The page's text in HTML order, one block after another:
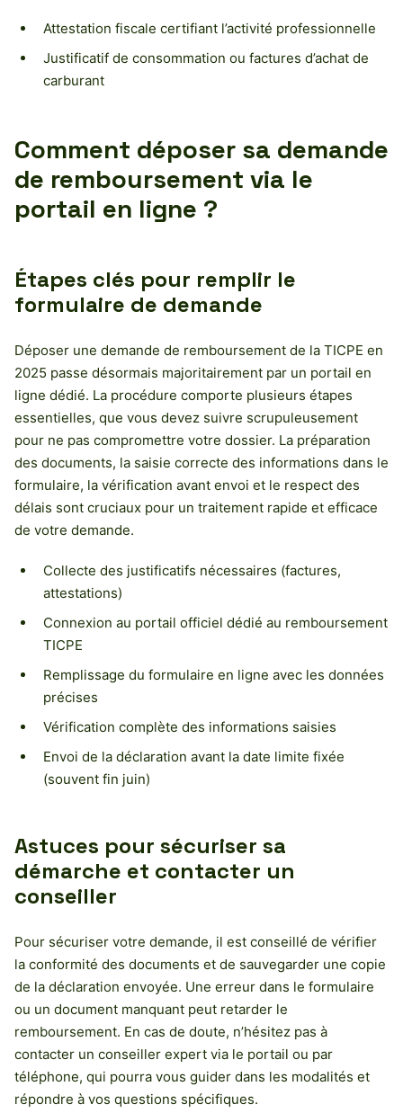
Attestation fiscale certifiant l’activité professionnelle
Justificatif de consommation ou factures d’achat de
carburant
Comment déposer sa demande
de remboursement via le
portail en ligne ?
Étapes clés pour remplir le
formulaire de demande
Déposer une demande de remboursement de la TICPE en
2025 passe désormais majoritairement par un portail en
ligne dédié. La procédure comporte plusieurs étapes
essentielles, que vous devez suivre scrupuleusement
pour ne pas compromettre votre dossier. La préparation
des documents, la saisie correcte des informations dans le
formulaire, la vérification avant envoi et le respect des
délais sont cruciaux pour un traitement rapide et efficace
de votre demande.
Collecte des justificatifs nécessaires (factures,
attestations)
Connexion au portail officiel dédié au remboursement
TICPE
Remplissage du formulaire en ligne avec les données
précises
Vérification complète des informations saisies
Envoi de la déclaration avant la date limite fixée
(souvent fin juin)
Astuces pour sécuriser sa
démarche et contacter un
conseiller
Pour sécuriser votre demande, il est conseillé de vérifier
la conformité des documents et de sauvegarder une copie
de la déclaration envoyée. Une erreur dans le formulaire
ou un document manquant peut retarder le
remboursement. En cas de doute, n’hésitez pas à
contacter un conseiller expert via le portail ou par
téléphone, qui pourra vous guider dans les modalités et
répondre à vos questions spécifiques.